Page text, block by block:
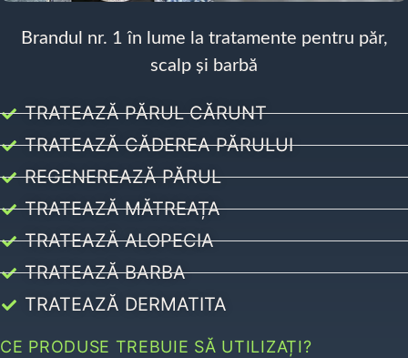
Brandul nr. 1 în lume la tratamente pentru păr,
scalp și barbă
TRATEAZĂ PĂRUL CĂRUNT
TRATEAZĂ CĂDEREA PĂRULUI
REGENEREAZĂ PĂRUL
TRATEAZĂ MĂTREAȚA
TRATEAZĂ ALOPECIA
TRATEAZĂ BARBA
TRATEAZĂ DERMATITA
CE PRODUSE TREBUIE SĂ UTILIZAȚI?